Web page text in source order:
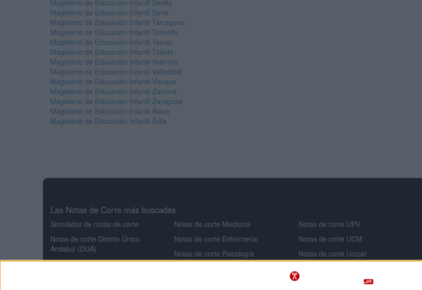
Magisterio de Educación Infantil Sevilla
Magisterio de Educación Infantil Soria
Magisterio de Educación Infantil Tarragona
Magisterio de Educación Infantil Tenerife
Magisterio de Educación Infantil Teruel
Magisterio de Educación Infantil Toledo
Magisterio de Educación Infantil Valencia
Magisterio de Educación Infantil Valladolid
Magisterio de Educación Infantil Vizcaya
Magisterio de Educación Infantil Zamora
Magisterio de Educación Infantil Zaragoza
Magisterio de Educación Infantil Álava
Magisterio de Educación Infantil Ávila
Las Notas de Corte más buscadas
Simulador de notas de corte
Notas de corte Distrito Único
Andaluz (DUA)
Notas de corte Madrid
Notas de corte Medicina
Notas de corte Enfermería
Notas de corte Psicología
Notas de corte UPV
Notas de corte UCM
Notas de corte Unizar
Notas de corte USAL